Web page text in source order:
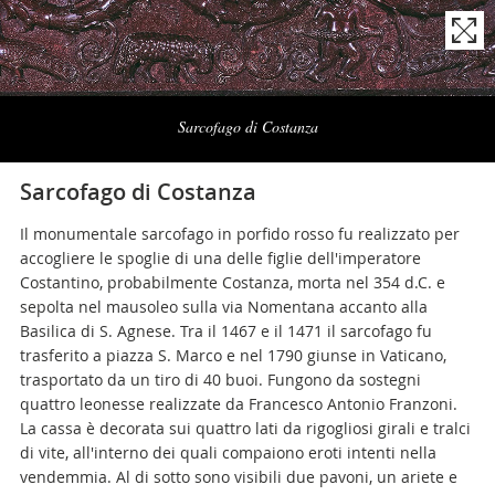
Sarcofago di Costanza
Naviga
Sarcofago di Costanza
Il monumentale sarcofago in porfido rosso fu realizzato per
accogliere le spoglie di una delle figlie dell'imperatore
Costantino, probabilmente Costanza, morta nel 354 d.C. e
sepolta nel mausoleo sulla via Nomentana accanto alla
Basilica di S. Agnese. Tra il 1467 e il 1471 il sarcofago fu
trasferito a piazza S. Marco e nel 1790 giunse in Vaticano,
trasportato da un tiro di 40 buoi. Fungono da sostegni
quattro leonesse realizzate da Francesco Antonio Franzoni.
La cassa è decorata sui quattro lati da rigogliosi girali e tralci
di vite, all'interno dei quali compaiono eroti intenti nella
vendemmia. Al di sotto sono visibili due pavoni, un ariete e